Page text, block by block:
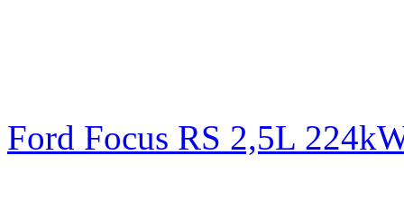
Ford Focus RS 2,5L